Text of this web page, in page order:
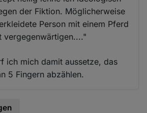
der Fiktion. Möglicherweise
Person mit einem Pferd
vergegenwärtigen...."
ich mich damit aussetze, das
5 Fingern abzählen.